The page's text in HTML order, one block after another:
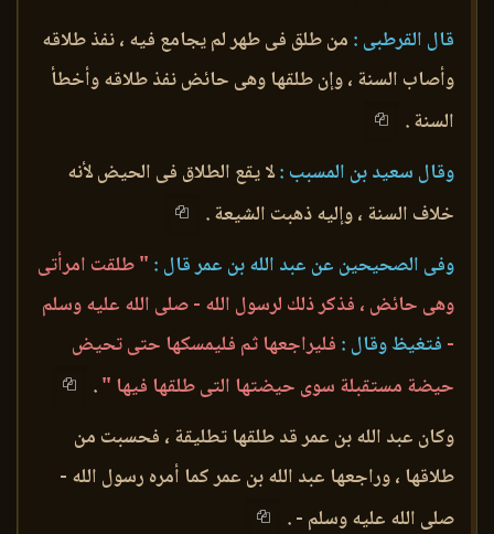
قال القرطبى : من طلق فى طهر لم يجامع فيه ، نفذ طلاقه
وأصاب السنة ، وإن طلقها وهى حائض نفذ طلاقه وأخطأ
السنة .
وقال سعيد بن المسبب :لا يقع الطلاق فى الحيض لأنه
خلاف السنة ، وإليه ذهبت الشيعة .
وفى الصحيحين عن عبد الله بن عمر قال : " طلقت امرأتى
وهى حائض ، فذكر ذلك لرسول الله - صلى الله عليه وسلم
- فتغيظ وقال : فليراجعها ثم فليمسكها حتى تحيض
حيضة مستقبلة سوى حيضتها التى طلقها فيها ".
وكان عبد الله بن عمر قد طلقها تطليقة ، فحسبت من
طلاقها ، وراجعها عبد الله بن عمر كما أمره رسول الله -
صلى الله عليه وسلم - .